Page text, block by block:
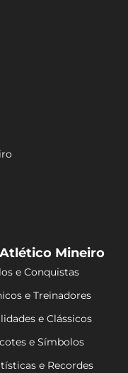
Mineiro
e Conquistas
e Treinadores
e Clássicos
e Símbolos
e Recordes